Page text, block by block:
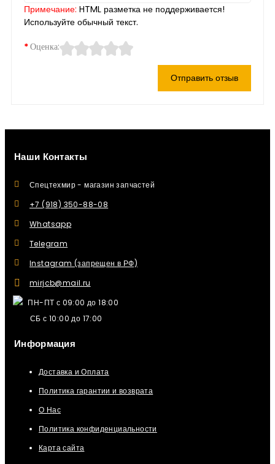
Примечание: HTML разметка не поддерживается!
Используйте обычный текст.
Оценка:
Отправить отзыв
Наши Контакты
Спецтехмир - магазин запчастей
+7 (918) 350-88-08
Whatsapp
Telegram
Instagram (запрещен в РФ)
mirjcb@mail.ru
ПН-ПТ с 09:00 до 18:00
СБ с 10:00 до 17:00
Информация
Доставка и Оплата
Политика гарантии и возврата
О Нас
Политика конфиденциальности
Карта сайта